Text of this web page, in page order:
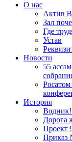
О нас
Актив
Зал
Где
Устав
Новости
55
История
Водник!
Дорога
Проект
Приказ